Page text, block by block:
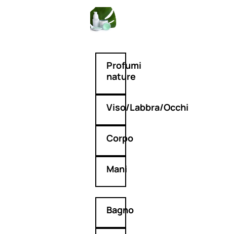
Profumi
nature
Viso/Labbra/Occhi
Corpo
Mani
Bagno